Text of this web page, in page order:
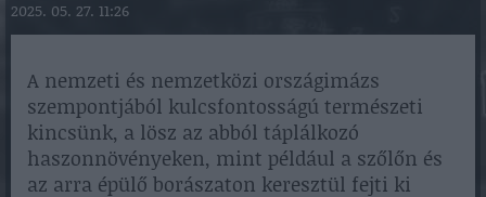
2025. 05. 27. 11:26
A nemzeti és nemzetközi országimázs
szempontjából kulcsfontosságú természeti
kincsünk, a lösz az abból táplálkozó
haszonnövényeken, mint például a szőlőn és
az arra épülő borászaton keresztül fejti ki